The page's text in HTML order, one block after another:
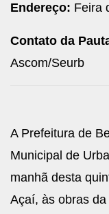
Endereço: Feira
Contato da
Ascom/Seurb
A Prefeitura de
Municipal de
manhã desta
Açaí, às obras